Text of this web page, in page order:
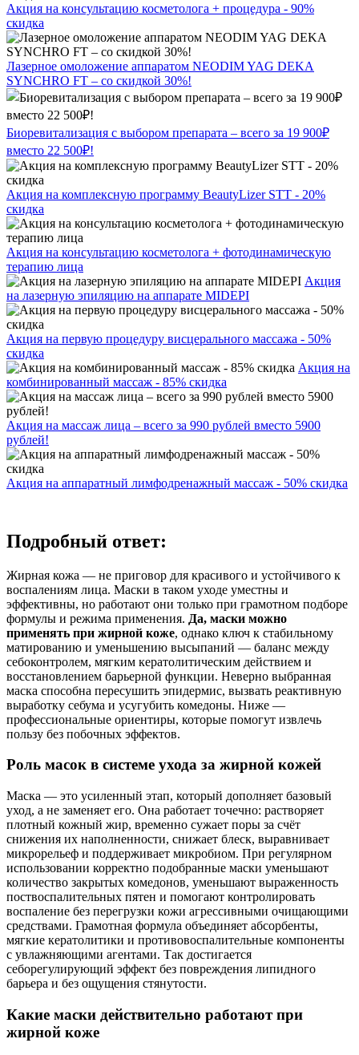
Акция на консультацию косметолога + процедура - 90%
скидка
Лазерное омоложение аппаратом NEODIM YAG DEKA
SYNCHRO FT – со скидкой 30%!
Биоревитализация с выбором препарата – всего за 19 900₽
вместо 22 500₽!
Акция на комплексную программу BeautyLizer STT - 20%
скидка
Акция на консультацию косметолога + фотодинамическую
терапию лица
Акция
на лазерную эпиляцию на аппарате MIDEPI
Акция на первую процедуру висцерального массажа - 50%
скидка
Акция на
комбинированный массаж - 85% скидка
Акция на массаж лица – всего за 990 рублей вместо 5900
рублей!
Акция на аппаратный лимфодренажный массаж - 50% скидка
Подробный ответ:
Жирная кожа — не приговор для красивого и устойчивого к
воспалениям лица. Маски в таком уходе уместны и
эффективны, но работают они только при грамотном подборе
формулы и режима применения. Да, маски можно
применять при жирной коже, однако ключ к стабильному
матированию и уменьшению высыпаний — баланс между
себоконтролем, мягким кератолитическим действием и
восстановлением барьерной функции. Неверно выбранная
маска способна пересушить эпидермис, вызвать реактивную
выработку себума и усугубить комедоны. Ниже —
профессиональные ориентиры, которые помогут извлечь
пользу без побочных эффектов.
Роль масок в системе ухода за жирной кожей
Маска — это усиленный этап, который дополняет базовый
уход, а не заменяет его. Она работает точечно: растворяет
плотный кожный жир, временно сужает поры за счёт
снижения их наполненности, снижает блеск, выравнивает
микрорельеф и поддерживает микробиом. При регулярном
использовании корректно подобранные маски уменьшают
количество закрытых комедонов, уменьшают выраженность
поствоспалительных пятен и помогают контролировать
воспаление без перегрузки кожи агрессивными очищающими
средствами. Грамотная формула объединяет абсорбенты,
мягкие кератолитики и противовоспалительные компоненты
с увлажняющими агентами. Так достигается
себорегулирующий эффект без повреждения липидного
барьера и без ощущения стянутости.
Какие маски действительно работают при
жирной коже